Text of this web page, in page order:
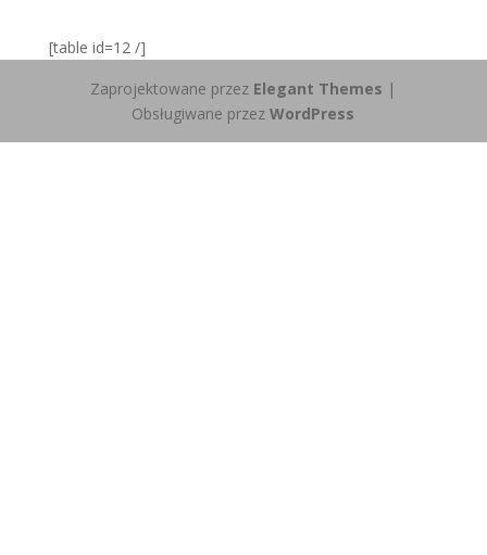
[table id=12 /]
Zaprojektowane przez Elegant Themes |
Obsługiwane przezWordPress